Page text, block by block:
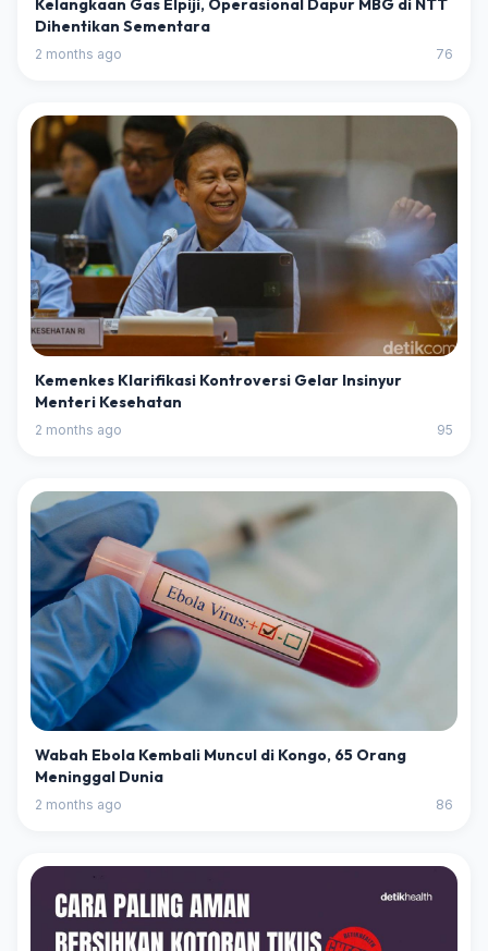
Kelangkaan Gas Elpiji, Operasional Dapur MBG di NTT
Dihentikan Sementara
2 months ago 76
Kemenkes Klarifikasi Kontroversi Gelar Insinyur
Menteri Kesehatan
2 months ago 95
Wabah Ebola Kembali Muncul di Kongo, 65 Orang
Meninggal Dunia
2 months ago 86